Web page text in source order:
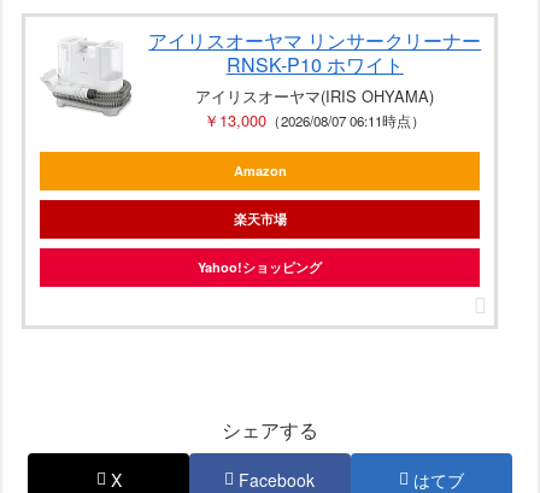
アイリスオーヤマ リンサークリーナー
RNSK-P10 ホワイト
アイリスオーヤマ(IRIS OHYAMA)
￥13,000 （2026/08/07 06:11時点）
Amazon
楽天市場
Yahoo!ショッピング
シェアする
X Facebook はてブ